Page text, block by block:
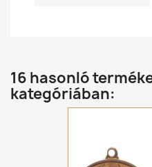
16 hasonló
kategóriában: